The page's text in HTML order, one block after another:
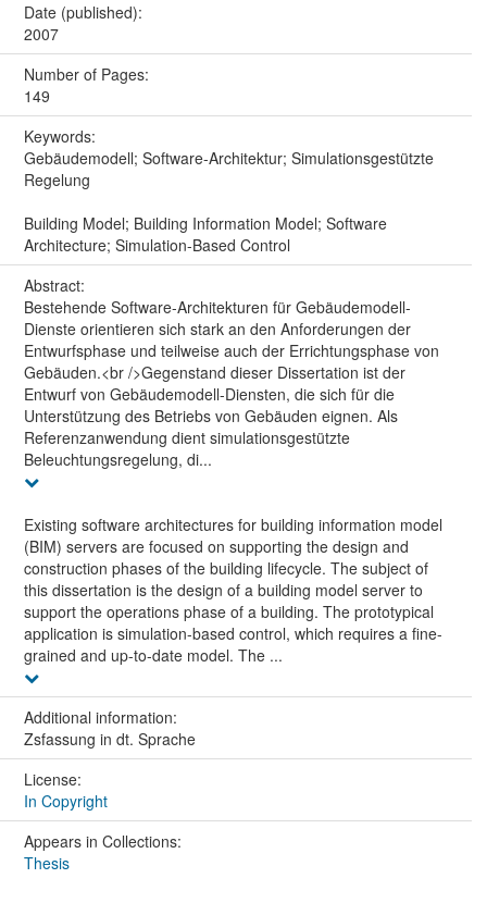
Date (published):
2007
Number of Pages:
149
Keywords:
Gebäudemodell; Software-Architektur; Simulationsgestützte
Regelung
Building Model; Building Information Model; Software
Architecture; Simulation-Based Control
Abstract:
Bestehende Software-Architekturen für Gebäudemodell-
Dienste orientieren sich stark an den Anforderungen der
Entwurfsphase und teilweise auch der Errichtungsphase von
Gebäuden.<br />Gegenstand dieser Dissertation ist der
Entwurf von Gebäudemodell-Diensten, die sich für die
Unterstützung des Betriebs von Gebäuden eignen. Als
Referenzanwendung dient simulationsgestützte
Beleuchtungsregelung, di...
Existing software architectures for building information model
(BIM) servers are focused on supporting the design and
construction phases of the building lifecycle. The subject of
this dissertation is the design of a building model server to
support the operations phase of a building. The prototypical
application is simulation-based control, which requires a fine-
grained and up-to-date model. The ...
Additional information:
Zsfassung in dt. Sprache
License:
In Copyright
Appears in Collections:
Thesis